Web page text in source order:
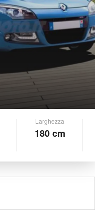
Larghezza
180 cm